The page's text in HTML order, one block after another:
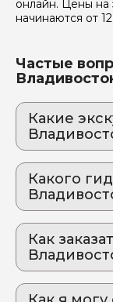
онлайн. Цены на
начинаются от
Частые
Какие
Открой для
улиц до
2.
остров
уголки
Какого
2. Евгения.Б
3. Роман.Л
4. Зоя.К 760
Как
Едем»: